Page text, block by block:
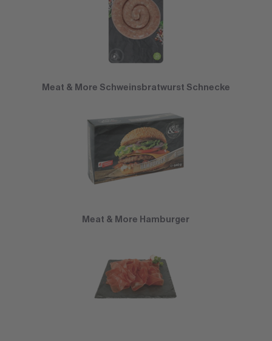
Meat & More Schweinsbratwurst Schnecke
Meat & More Hamburger